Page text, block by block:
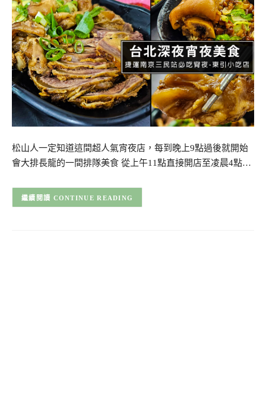
松山人一定知道這間超人氣宵夜店，每到晚上9點過後就開始
會大排長龍的一間排隊美食 從上午11點直接開店至凌晨4點…
CONTINUE READING